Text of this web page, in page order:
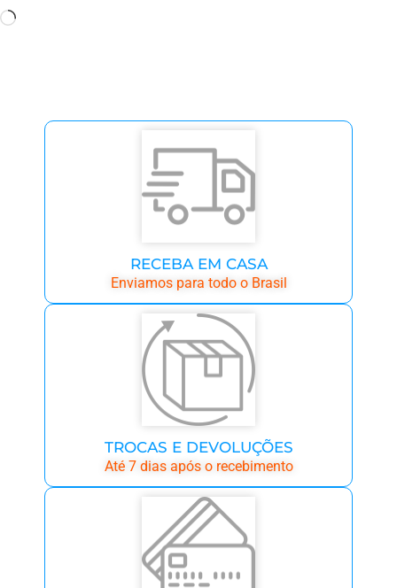
RECEBA EM CASA
Enviamos para todo o Brasil
TROCAS E DEVOLUÇÕES
Até 7 dias após o recebimento